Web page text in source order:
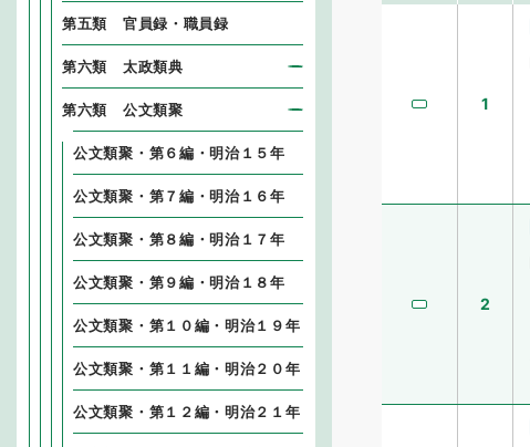
1
2
第五類 官員録・職員録
第六類 太政類典
第六類 公文類聚
公文類聚・第６編・明治１５年
公文類聚・第７編・明治１６年
公文類聚・第８編・明治１７年
公文類聚・第９編・明治１８年
公文類聚・第１０編・明治１９年
公文類聚・第１１編・明治２０年
公文類聚・第１２編・明治２１年